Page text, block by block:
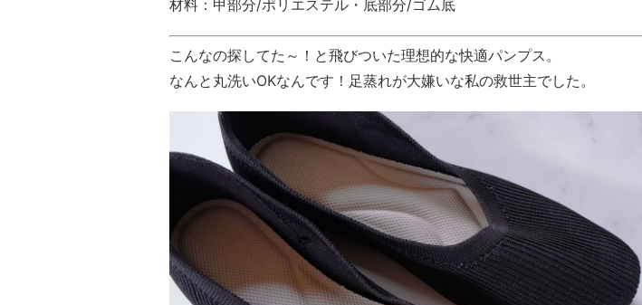
材料：甲部分/ポリエステル・底部分/ゴム底
こんなの探してた～！と飛びついた理想的な快適パンプス。
なんと丸洗いOKなんです！足蒸れが大嫌いな私の救世主でした。